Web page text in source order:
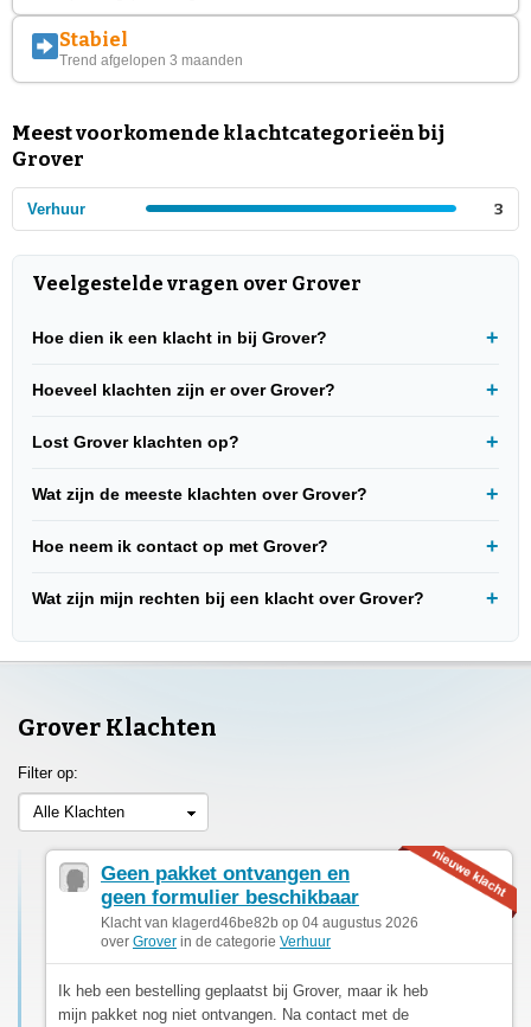
Stabiel
Trend afgelopen 3 maanden
Meest voorkomende klachtcategorieën bij
Grover
Verhuur 3
Veelgestelde vragen over Grover
Hoe dien ik een klacht in bij Grover?
Hoeveel klachten zijn er over Grover?
Lost Grover klachten op?
Wat zijn de meeste klachten over Grover?
Hoe neem ik contact op met Grover?
Wat zijn mijn rechten bij een klacht over Grover?
Grover Klachten
Filter op:
Alle Klachten
Geen pakket ontvangen en
geen formulier beschikbaar
Klacht van klagerd46be82b op 04 augustus 2026
over Grover in de categorie Verhuur
Ik heb een bestelling geplaatst bij Grover, maar ik heb
mijn pakket nog niet ontvangen. Na contact met de